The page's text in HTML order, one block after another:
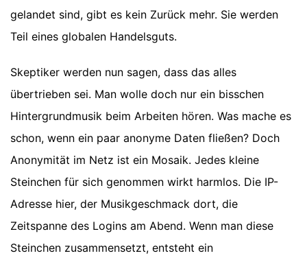
gelandet sind, gibt es kein Zurück mehr. Sie werden
Teil eines globalen Handelsguts.
Skeptiker werden nun sagen, dass das alles
übertrieben sei. Man wolle doch nur ein bisschen
Hintergrundmusik beim Arbeiten hören. Was mache es
schon, wenn ein paar anonyme Daten fließen? Doch
Anonymität im Netz ist ein Mosaik. Jedes kleine
Steinchen für sich genommen wirkt harmlos. Die IP-
Adresse hier, der Musikgeschmack dort, die
Zeitspanne des Logins am Abend. Wenn man diese
Steinchen zusammensetzt, entsteht ein